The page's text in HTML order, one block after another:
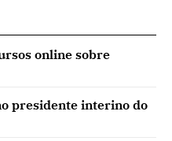
online sobre
presidente interino do